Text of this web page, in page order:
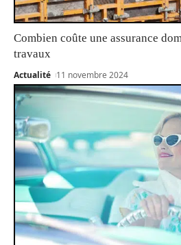
Combien coûte une assurance
travaux
Actualité 11 novembre 2024